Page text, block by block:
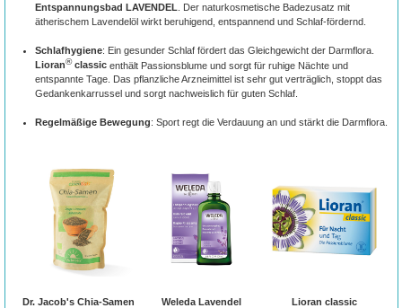
Entspannungsbad LAVENDEL
. Der naturkosmetische Badezusatz mit
ätherischem Lavendelöl wirkt beruhigend, entspannend und Schlaf-fördernd.
Schlafhygiene: Ein gesunder Schlaf fördert das Gleichgewicht der Darmflora.
Lioran®classicenthält Passionsblume und sorgt für ruhige Nächte und
entspannte Tage. Das pflanzliche Arzneimittel ist sehr gut verträglich, stoppt das
Gedankenkarrussel und sorgt nachweislich für guten Schlaf.
Regelmäßige Bewegung: Sport regt die Verdauung an und stärkt die Darmflora.
Dr. Jacob's Chia-Samen
Weleda Lavendel
Lioran classic